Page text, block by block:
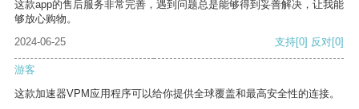
这款app的售后服务非常完善，遇到问题总是能够得到妥善解决，让我能
够放心购物。
2024-06-25
支持[0] 反对[0]
游客
这款加速器VPM应用程序可以给你提供全球覆盖和最高安全性的连接。